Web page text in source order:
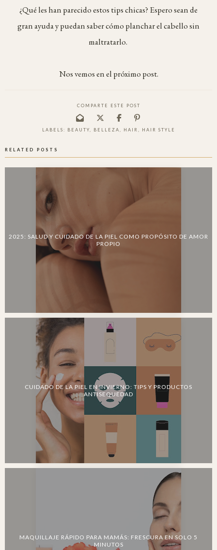
¿Qué les han parecido estos tips chicas? Espero sean de
gran ayuda y puedan saber cómo planchar el cabello sin
maltratarlo.
Nos vemos en el próximo post.
COMPARTE ESTE POST
LABELS: BEAUTY BELLEZA HAIR HAIR STYLE
RELATED POSTS
2025: SALUD Y CUIDADO DE LA PIEL COMO PROPÓSITO DE AMOR
PROPIO
CUIDADO DE LA PIEL EN INVIERNO: TIPS Y PRODUCTOS
ANTISEQUEDAD
MAQUILLAJE RÁPIDO PARA MAMÁS: FRESCURA EN SOLO 5
MINUTOS